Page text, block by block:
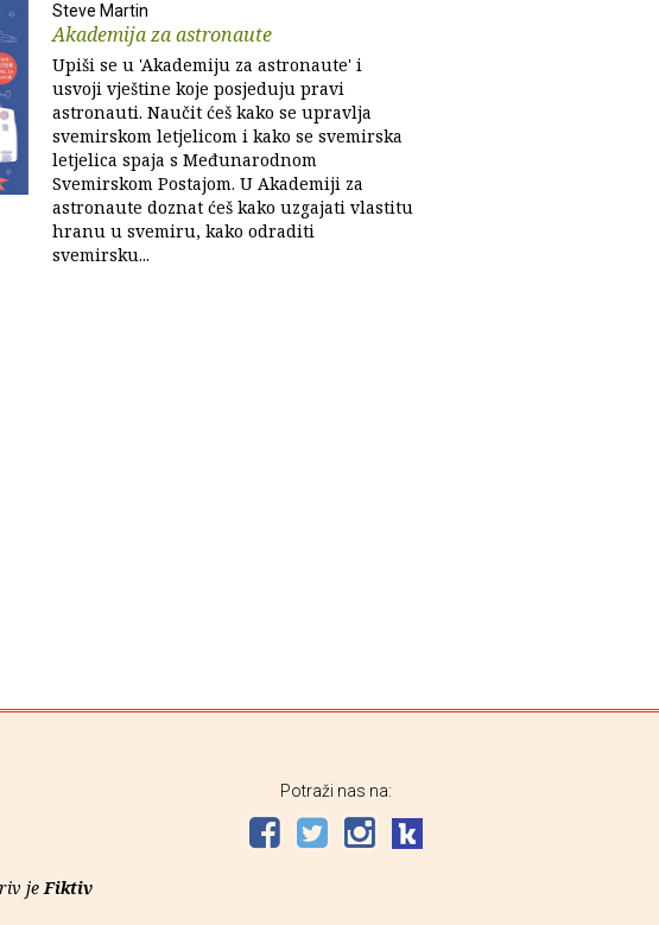
Steve Martin
Akademija za astronaute
Upiši se u 'Akademiju za astronaute' i
usvoji vještine koje posjeduju pravi
astronauti. Naučit ćeš kako se upravlja
svemirskom letjelicom i kako se svemirska
letjelica spaja s Međunarodnom
Svemirskom Postajom. U Akademiji za
astronaute doznat ćeš kako uzgajati vlastitu
hranu u svemiru, kako odraditi
svemirsku...
jeFiktiv
Potraži nas na: